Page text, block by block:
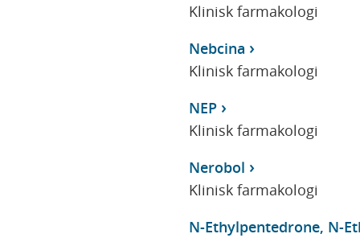
Klinisk farmakologi
Nebcina
Klinisk farmakologi
NEP
Klinisk farmakologi
Nerobol
Klinisk farmakologi
N-Ethylpentedrone, N-